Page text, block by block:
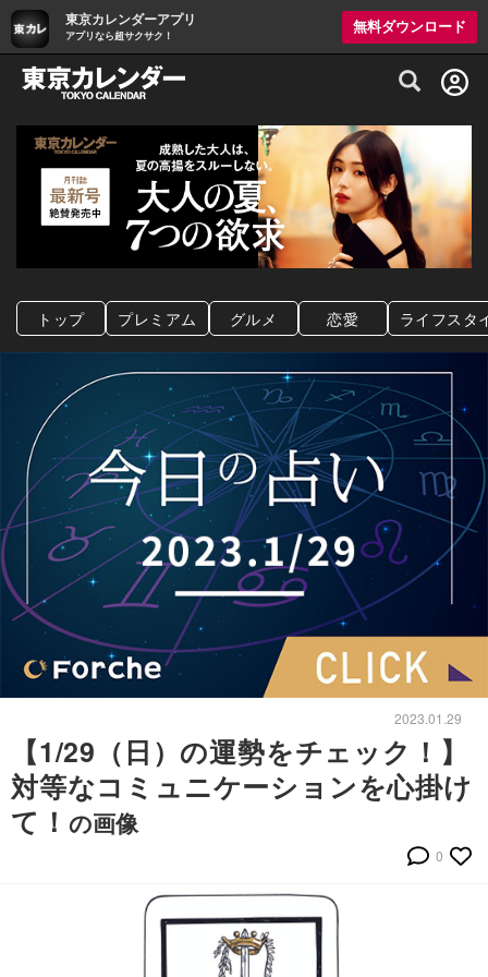
東京カレンダーアプリ
アプリなら超サクサク！
無料ダウンロード
グルメ情報・プレミアムレストラン予約
トップ プレミアム グルメ 恋愛 ライフスタ
2023.01.29
【1/29（日）の運勢をチェック！】
対等なコミュニケーションを心掛け
て！ の画像
0